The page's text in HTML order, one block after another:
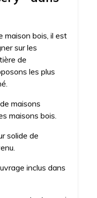
maison bois, il est
sur les
de
les plus
maisons
maisons bois.
solide de
inclus dans